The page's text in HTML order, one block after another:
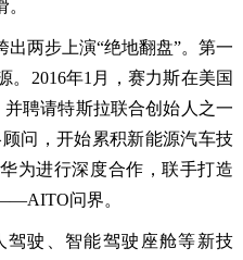
两步上演“绝地翻盘”。第一
。2016年1月，赛力斯在美国
聘请特斯拉联合创始人之一
问，开始累积新能源汽车技
为进行深度合作，联手打造
问界。
驾驶、智能驾驶座舱等新技